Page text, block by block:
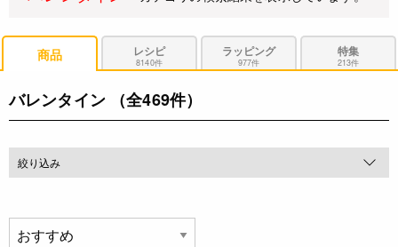
商品 レシピ
8140件
ラッピング
977件
特集
213件
バレンタイン （全469件）
絞り込み